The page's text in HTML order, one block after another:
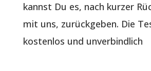
kannst Du es, nach kurzer
mit uns, zurückgeben. Die
kostenlos und unverbindlich